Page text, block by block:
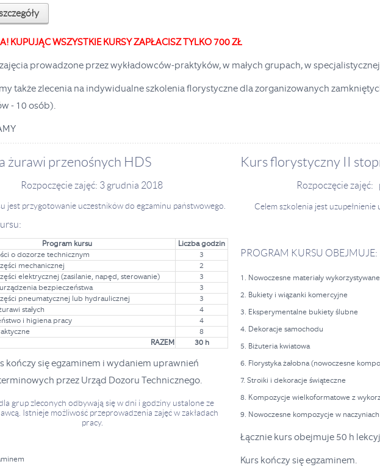
KUPUJĄC WSZYSTKIE KURSY ZAPŁACISZ TYLKO 700 ZŁ
prowadzone przez wykładowców-praktyków, w małych grupach, w
także zlecenia na indywidualne szkolenia florystyczne dla zorganizowanych
- 10 osób).
żurawi przenośnych HDS
Rozpoczęcie zajęć: 3 grudnia 2018
jest przygotowanie uczestników do egzaminu państwowego.
Program kursu
Liczba godzin
o dozorze technicznym
3
mechanicznej
2
elektrycznej (zasilanie, napęd, sterowanie)
3
bezpieczeństwa
3
pneumatycznej lub hydraulicznej
3
stałych
4
i higiena pracy
4
8
RAZEM
30 h
kończy się egzaminem i wydaniem uprawnień
przez Urząd Dozoru Technicznego.
grup zleconych odbywają się w dni i godziny ustalone ze
Istnieje możliwość przeprowadzenia zajęć w zakładach
pracy.
Kurs florystyczny II
Rozpoczęcie
Celem szkolenia jest
PROGRAM KURSU OBEJMUJE:
1. Nowoczesne materiały
2. Bukiety i wiązanki komercyjne
3. Eksperymentalne bukiety ślubne
4. Dekoracje samochodu
5. Biżuteria kwiatowa
6. Florystyka żałobna (nowoczesne
7. Stroiki i dekoracje świąteczne
8. Kompozycje wielkoformatowe z
9. Nowoczesne kompozycje w naczyniach
Łącznie kurs obejmuje 50 h
Kurs kończy się egzaminem.